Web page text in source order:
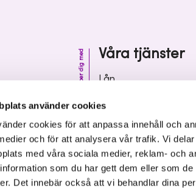
använder cookies
cookies för att anpassa innehåll och
och för att analysera vår trafik. Vi
med våra sociala medier, reklam- och
som du har gett dem eller som
Det innebär också att vi behandlar dina
Våra tjänster
Vi hjälper dig med
Lån
Affärsutveckling
Kunskap och